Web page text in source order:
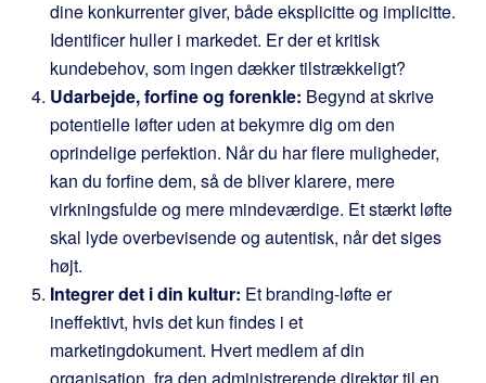
dine konkurrenter giver, både eksplicitte og implicitte.
Identificer huller i markedet. Er der et kritisk
kundebehov, som ingen dækker tilstrækkeligt?
Udarbejde, forfine og forenkle: Begynd at skrive
potentielle løfter uden at bekymre dig om den
oprindelige perfektion. Når du har flere muligheder,
kan du forfine dem, så de bliver klarere, mere
virkningsfulde og mere mindeværdige. Et stærkt løfte
skal lyde overbevisende og autentisk, når det siges
højt.
Integrer det i din kultur: Et branding-løfte er
ineffektivt, hvis det kun findes i et
marketingdokument. Hvert medlem af din